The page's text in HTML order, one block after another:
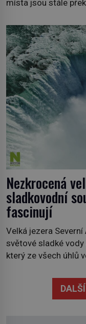
místa jsou stále
Albánie či úchvatná
která nám mají co
historička Bettany
pozoruhodné
neslyšeli. Hora, […]
Nezkrocená
sladkovodní
fascinují
Velká jezera
světové sladké
který ze všech úhlů
premiéře jej uvidíte
července. Hořejší